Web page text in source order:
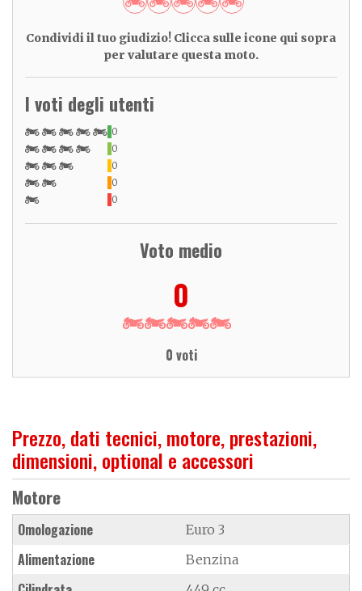
Condividi il tuo giudizio! Clicca sulle icone qui sopra
per valutare questa moto.
I voti degli utenti
0
0
0
0
0
Voto medio
0
0 voti
Prezzo, dati tecnici, motore, prestazioni,
dimensioni, optional e accessori
Motore
Omologazione Euro 3
Alimentazione Benzina